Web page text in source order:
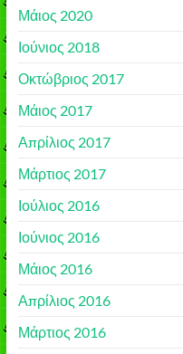
Μάιος 2020
Ιούνιος 2018
Οκτώβριος 2017
Μάιος 2017
Απρίλιος 2017
Μάρτιος 2017
Ιούλιος 2016
Ιούνιος 2016
Μάιος 2016
Απρίλιος 2016
Μάρτιος 2016